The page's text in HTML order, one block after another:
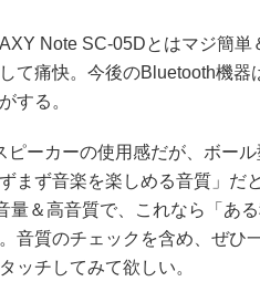
Note SC-05Dとはマジ簡単
て痛快。今後のBluetooth機
する。
ーカーの使用感だが、ボー
まず音楽を楽しめる音質」だ
量＆高音質で、これなら「あ
音質のチェックを含め、ぜひ
ッチしてみて欲しい。